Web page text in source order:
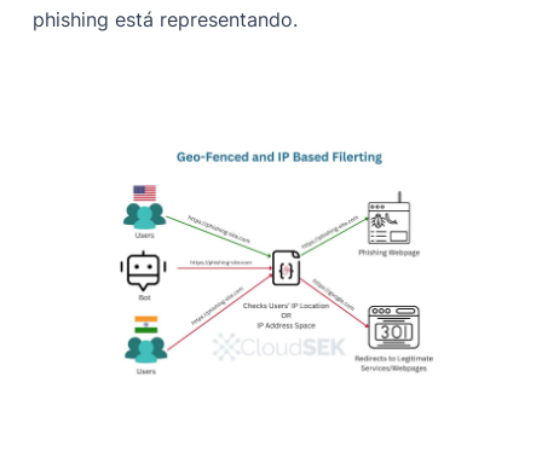
phishing está representando.